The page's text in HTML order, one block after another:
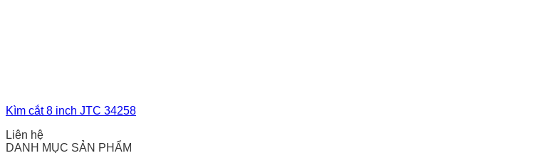
Kìm cắt 8 inch JTC 34258
Liên hệ
DANH MỤC SẢN PHẨM